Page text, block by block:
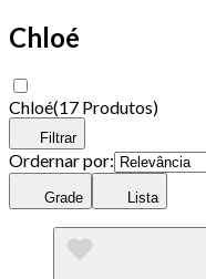
Chloé
Chloé(17 Produtos)
Filtrar
Ordernar por:
Grade Lista